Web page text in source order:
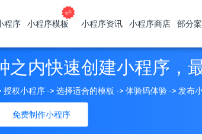
程序 小程序模板 小程序资讯 小程序商店 部分
内快速创建小程序，
免费制作小程序
授权小程序 -> 选择适合的模板 -> 体验码体验 -> 发布